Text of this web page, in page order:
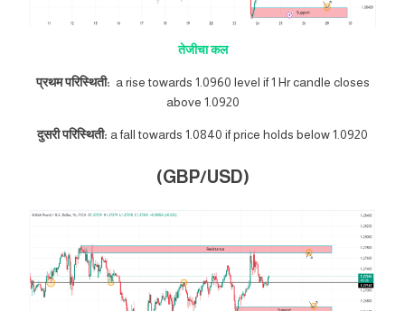
तेजीचा कल
प्रथम परिस्थिती: a rise towards 1.0960 level if 1 Hr candle closes
above 1.0920
दुसरी परिस्थिती: a fall towards 1.0840 if price holds below 1.0920
(GBP/USD)